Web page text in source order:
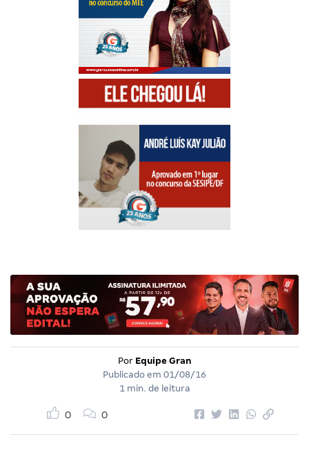
Por Equipe Gran
Publicado em 01/08/16
1 min. de leitura
0 0